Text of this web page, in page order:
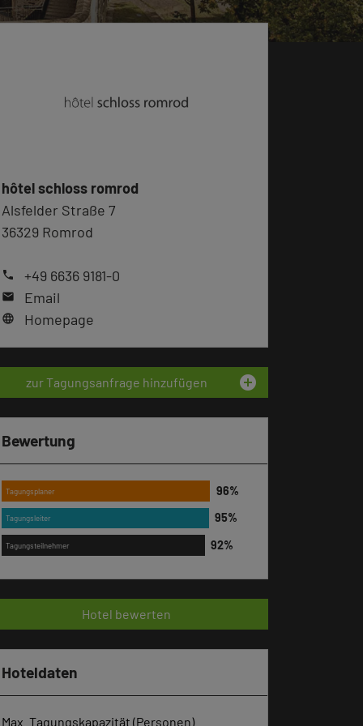
hôtel schloss romrod
Alsfelder Straße 7
36329 Romrod
phone +49 6636 9181-0
mail Email
language Homepage
zur Tagungsanfrage hinzufügen add_circle
Bewertung
Tagungsplaner
Tagungsleiter
Tagungsteilnehmer
Hotel bewerten
Hoteldaten
Max. Tagungskapazität (Personen)